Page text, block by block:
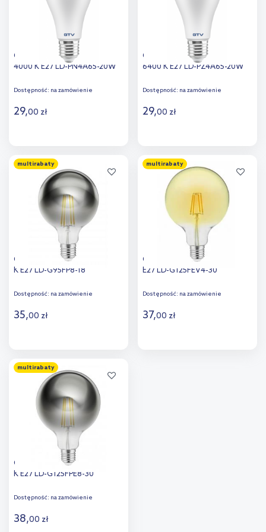
GTV żarówka LED 1x20 W
4000 K E27 LD-PN4A65-20W
Dostępność: na zamówienie
29,00 zł
Dodaj do
porównania
GTV żarówka LED 1x20 W
6400 K E27 LD-PZ4A65-20W
Dostępność: na zamówienie
29,00 zł
Dodaj do
porównania
multirabaty
GTV żarówka LED 1x8 W 1800
K E27 LD-G95FP8-18
Dostępność: na zamówienie
35,00 zł
Dodaj do
porównania
multirabaty
GTV żarówka 1x4 W 3000 K
E27 LD-G125FEV4-30
Dostępność: na zamówienie
37,00 zł
multirabaty
GTV żarówka LED 1x8 W 2700
K E27 LD-G125FPE8-30
Dostępność: na zamówienie
38,00 zł